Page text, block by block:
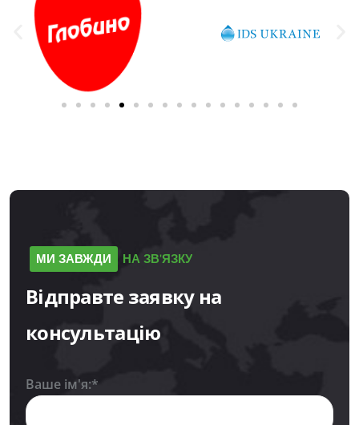
МИ ЗАВЖДИ НА ЗВ'ЯЗКУ
Відправте заявку на
консультацію
Ваше ім'я:*